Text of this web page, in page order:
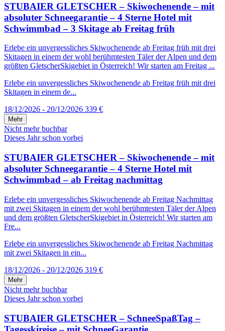
STUBAIER GLETSCHER – Skiwochenende – mit
absoluter Schneegarantie – 4 Sterne Hotel mit
Schwimmbad – 3 Skitage ab Freitag früh
Erlebe ein unvergessliches Skiwochenende ab Freitag früh mit drei
Skitagen in einem der wohl berühmtesten Täler der Alpen und dem
größten GletscherSkigebiet in Österreich! Wir starten am Freitag ...
Erlebe ein unvergessliches Skiwochenende ab Freitag früh mit drei
Skitagen in einem de...
18/12/2026 - 20/12/2026 339 €
Mehr
Nicht mehr buchbar
Dieses Jahr schon vorbei
STUBAIER GLETSCHER – Skiwochenende – mit
absoluter Schneegarantie – 4 Sterne Hotel mit
Schwimmbad – ab Freitag nachmittag
Erlebe ein unvergessliches Skiwochenende ab Freitag Nachmittag
mit zwei Skitagen in einem der wohl berühmtesten Täler der Alpen
und dem größten GletscherSkigebiet in Österreich! Wir starten am
Fre...
Erlebe ein unvergessliches Skiwochenende ab Freitag Nachmittag
mit zwei Skitagen in ein...
18/12/2026 - 20/12/2026 319 €
Mehr
Nicht mehr buchbar
Dieses Jahr schon vorbei
STUBAIER GLETSCHER – SchneeSpaßTag –